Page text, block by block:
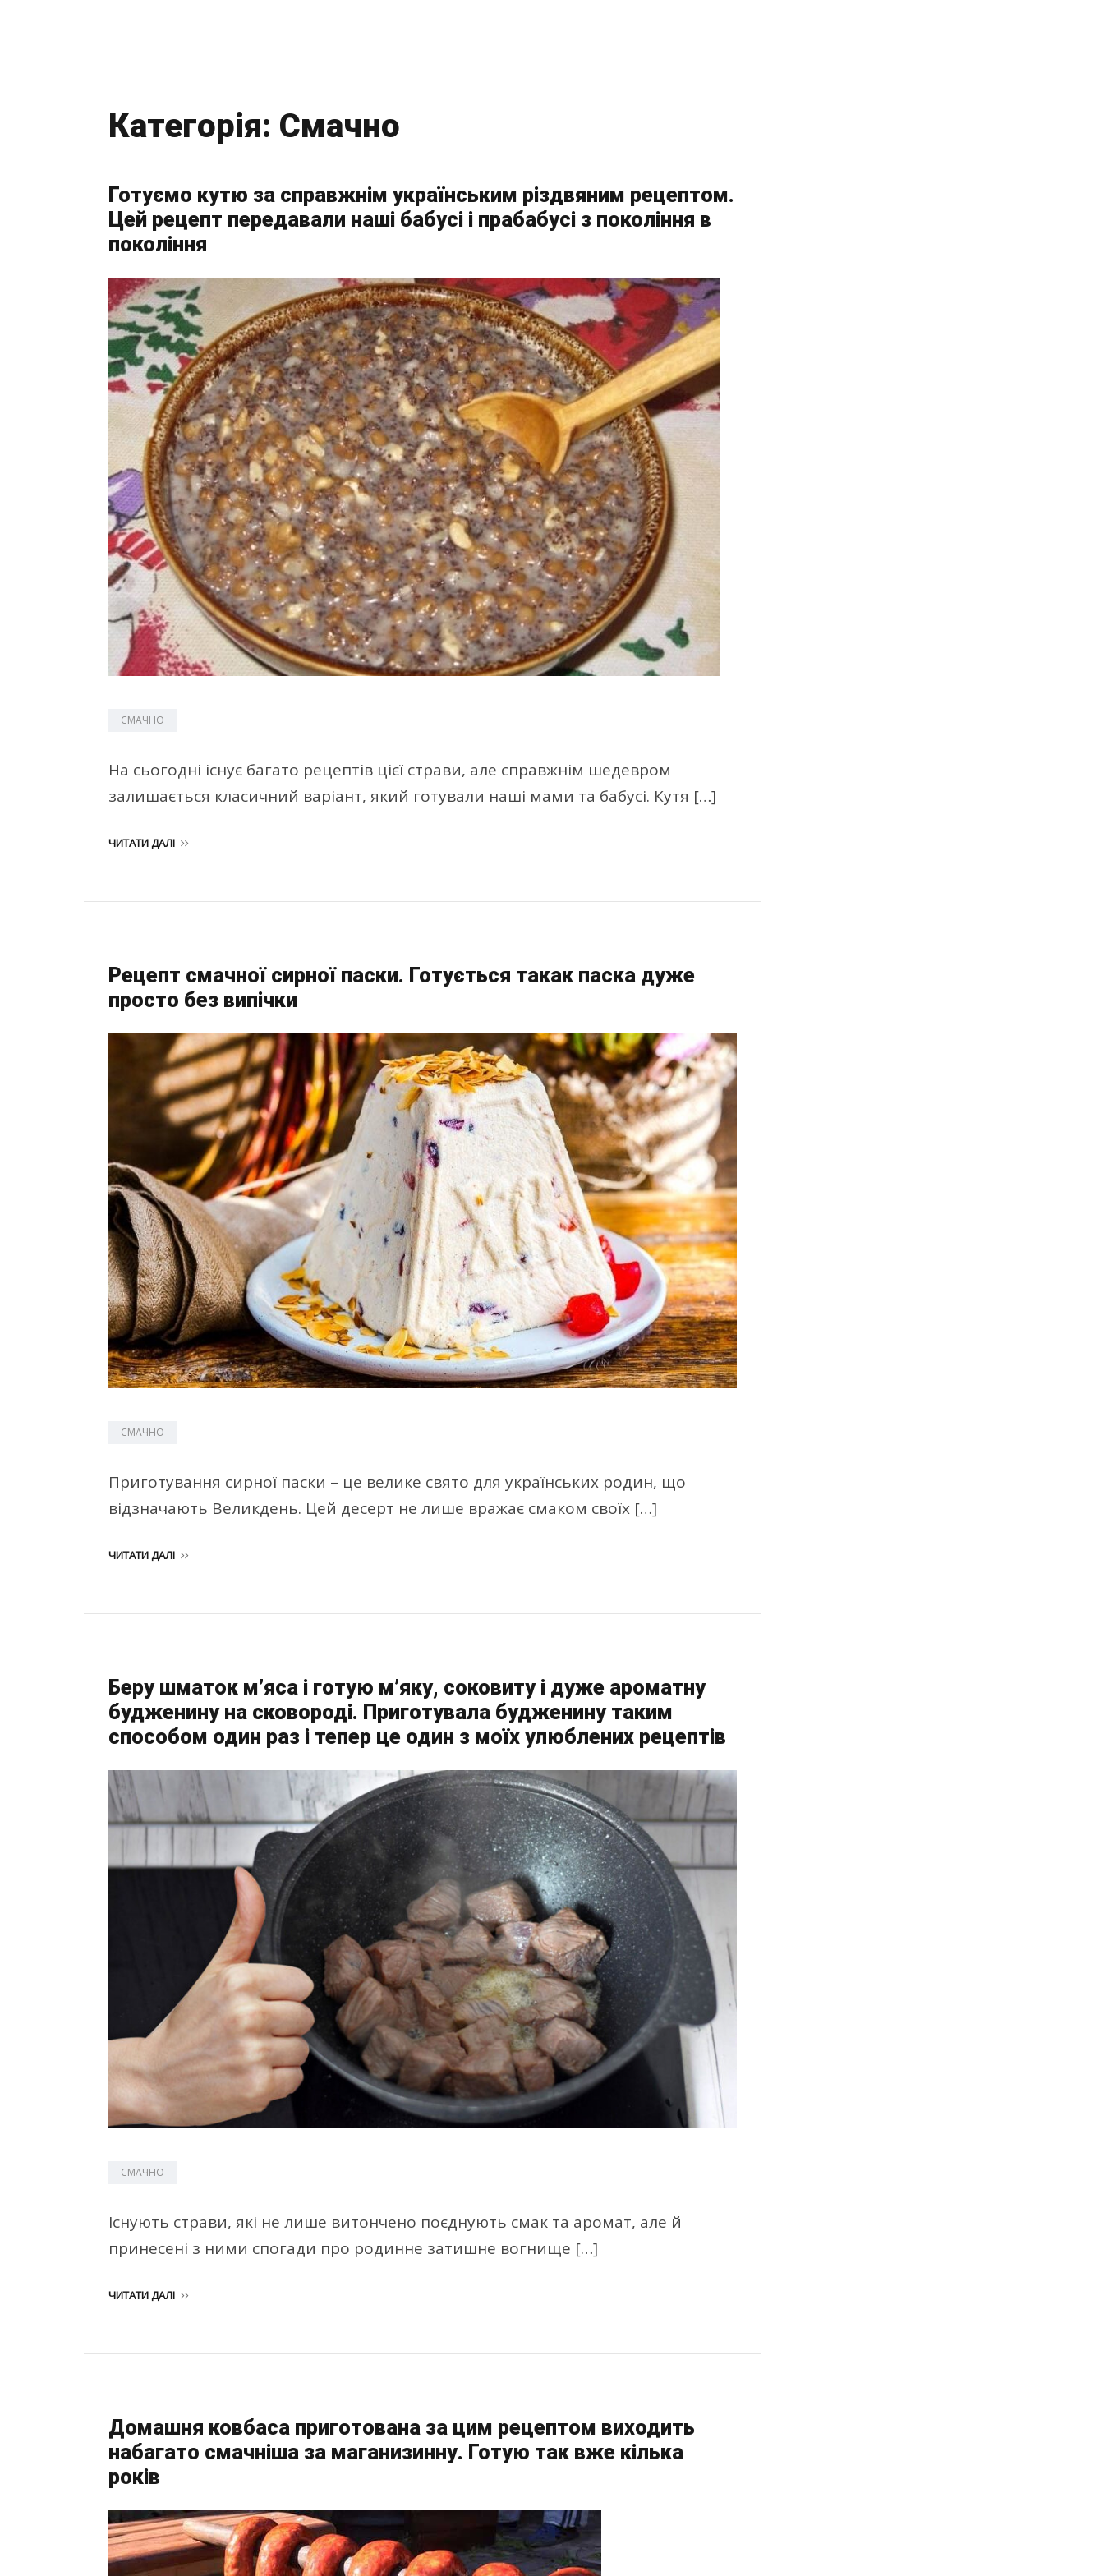
Категорія: Смачно
Готуємо кутю за справжнім українським різдвяним рецептом.
Цей рецепт передавали наші бабусі і прабабусі з покоління в
покоління
СМАЧНО
На сьогодні існує багато рецептів цієї страви, але справжнім шедевром
залишається класичний варіант, який готували наші мами та бабусі. Кутя […]
ЧИТАТИ ДАЛІ
Рецепт смачної сирної паски. Готується такак паска дуже
просто без випічки
СМАЧНО
Приготування сирної паски – це велике свято для українських родин, що
відзначають Великдень. Цей десерт не лише вражає смаком своїх […]
ЧИТАТИ ДАЛІ
Беру шматок м’яса і готую м’яку, соковиту і дуже ароматну
будженину на сковороді. Приготувала будженину таким
способом один раз і тепер це один з моїх улюблених рецептів
СМАЧНО
Існують страви, які не лише витончено поєднують смак та аромат, але й
принесені з ними спогади про родинне затишне вогнище […]
ЧИТАТИ ДАЛІ
Домашня ковбаса приготована за цим рецептом виходить
набагато смачніша за маганизинну. Готую так вже кілька
років